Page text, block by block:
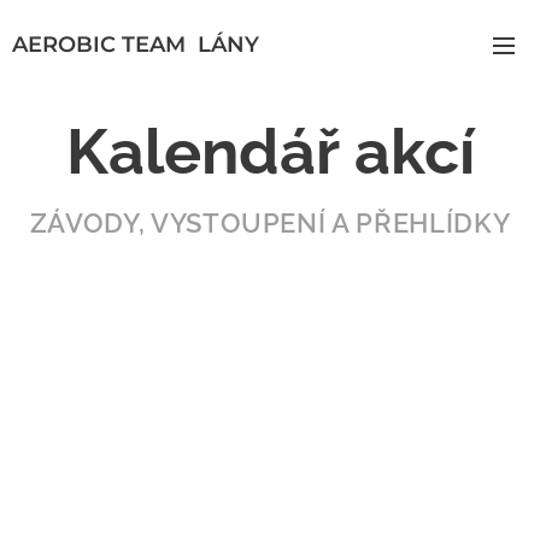
AEROBIC TEAM LÁNY
Kalendář akcí
ZÁVODY, VYSTOUPENÍ A PŘEHLÍDKY